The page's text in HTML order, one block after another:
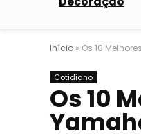
Início » Os 10
Cotidiano
Os 10